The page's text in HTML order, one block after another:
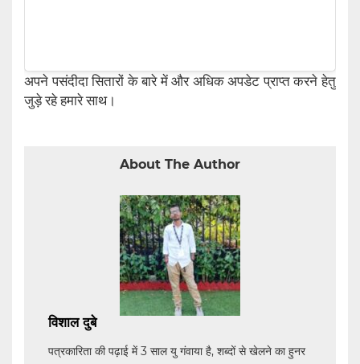
अपने पसंदीदा सितारों के बारे में और अधिक अपडेट प्राप्त करने हेतु
जुड़े रहे हमारे साथ।
About The Author
विशाल दुबे
पत्रकारिता की पढ़ाई में 3 साल यु गंवाया है, शब्दों से खेलने का हुनर